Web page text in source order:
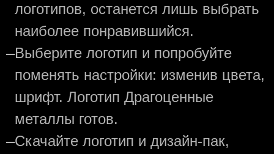
логотипов, останется лишь выбрать
наиболее понравившийся.
—Выберите логотип и попробуйте
поменять настройки: изменив цвета,
шрифт. Логотип Драгоценные
металлы готов.
—Скачайте логотип и дизайн-пак,